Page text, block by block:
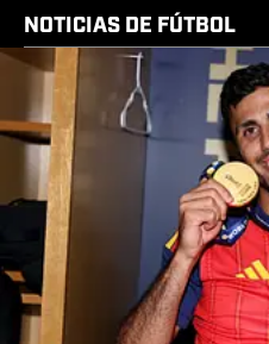
NOTICIAS DE FÚTBOL